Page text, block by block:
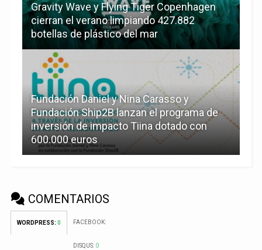
Gravity Wave y Flying Tiger Copenhagen
cierran el verano limpiando 427.882
botellas de plástico del mar
Fundación Daniel y Nina Carasso y
Fundación Ship2B lanzan el programa de
inversión de impacto Tiina dotado con
600.000 euros
COMENTARIOS
WORDPRESS: 0 FACEBOOK:
DISQUS: 0